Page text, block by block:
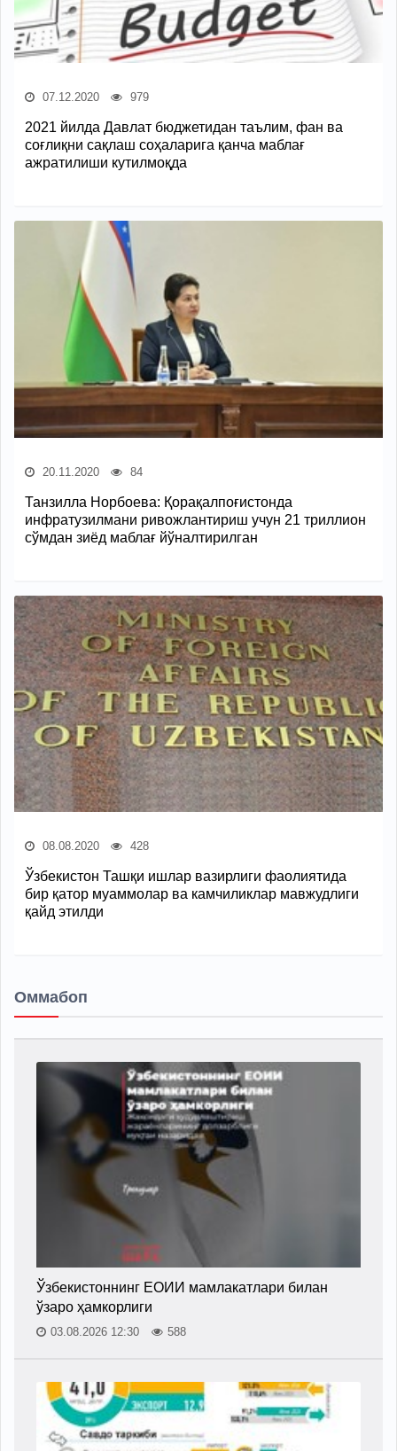
07.12.2020 979
2021 йилда Давлат бюджетидан таълим, фан ва
соғлиқни сақлаш соҳаларига қанча маблағ
ажратилиши кутилмоқда
20.11.2020 84
Танзилла Норбоева: Қорақалпоғистонда
инфратузилмани ривожлантириш учун 21 триллион
сўмдан зиёд маблағ йўналтирилган
08.08.2020 428
Ўзбекистон Ташқи ишлар вазирлиги фаолиятида
бир қатор муаммолар ва камчиликлар мавжудлиги
қайд этилди
Оммабоп
Ўзбекистоннинг ЕОИИ мамлакатлари билан
ўзаро ҳамкорлиги
03.08.2026 12:30 588